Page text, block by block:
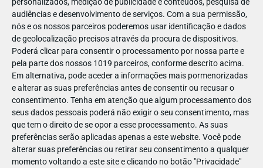
audiências e desenvolvimento de serviços. Com a sua permissão,
nós e os nossos parceiros poderemos usar identificação e dados
de geolocalização precisos através da procura de dispositivos.
Poderá clicar para consentir o processamento por nossa parte e
pela parte dos nossos 1019 parceiros, conforme descrito acima.
Em alternativa, pode aceder a informações mais pormenorizadas
e alterar as suas preferências antes de consentir ou recusar o
consentimento. Tenha em atenção que algum processamento dos
seus dados pessoais poderá não exigir o seu consentimento, mas
que tem o direito de se opor a esse processamento. As suas
preferências serão aplicadas apenas a este website. Você pode
alterar suas preferências ou retirar seu consentimento a qualquer
momento voltando a este site e clicando no botão "Privacidade"
10. A professora: Joãozinho, porque é que não fizeste o
trabalho de casa?
Porque eu moro num apartamento, não numa casa.
11. Porque é que o vírus da gripe não tem amigos?
Porque ele é uma má influenza.
12. Como é que as enzimas se reproduzem?
Fica uma enzima da outra.
13. Porque é que há tantas pessoas feias no litoral?
Porque a beleza está no interior.